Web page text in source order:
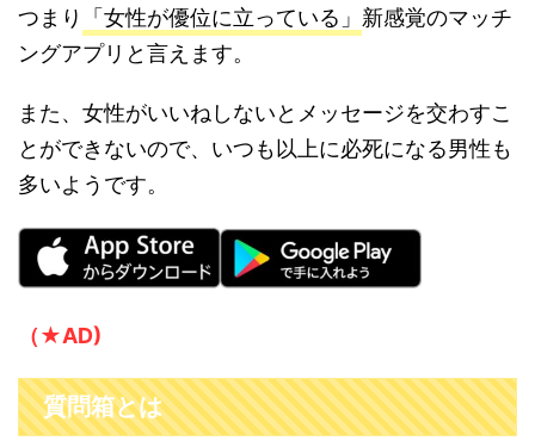
つまり 「女性が優位に立っている」 新感覚のマッチ
ングアプリと言えます。
また、女性がいいねしないとメッセージを交わすこ
とができないので、いつも以上に必死になる男性も
多いようです。
（★AD)
質問箱とは